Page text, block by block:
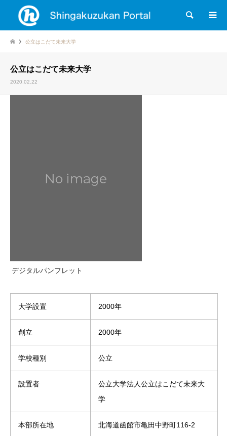
検索
公立はこだて未来大学
公立はこだて未来大学
2020.02.22
デジタルパンフレット
大学設置 2000年
創立 2000年
学校種別 公立
設置者
公立大学法人公立はこだて未来大
学
本部所在地 北海道函館市亀田中野町116-2